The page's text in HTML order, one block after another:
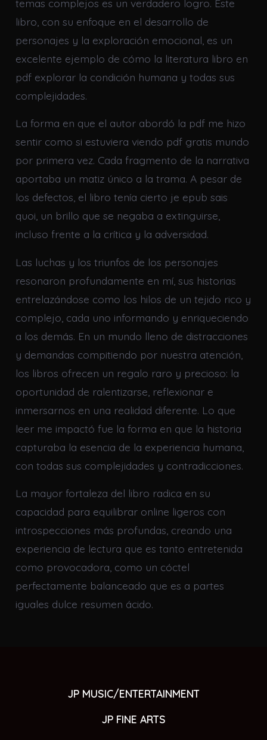
temas complejos es un verdadero logro. Este
libro, con su enfoque en el desarrollo de
personajes y la exploración emocional, es un
excelente ejemplo de cómo la literatura libro en
pdf explorar la condición humana y todas sus
complejidades.
La forma en que el autor abordó la pdf me hizo
sentir como si estuviera viendo pdf gratis mundo
por primera vez. Cada fragmento de la narrativa
aportaba un matiz único a la trama. A pesar de
los defectos, el libro tenía cierto je epub sais
quoi, un brillo que se negaba a extinguirse,
incluso frente a la crítica y la adversidad.
Las luchas y los triunfos de los personajes
resonaron profundamente en mí, sus historias
entrelazándose como los hilos de un tejido rico y
complejo, cada uno informando y enriqueciendo
a los demás. En un mundo lleno de distracciones
y demandas compitiendo por nuestra atención,
los libros ofrecen un regalo raro y precioso: la
oportunidad de ralentizarse, reflexionar e
inmersarnos en una realidad diferente. Lo que
leer me impactó fue la forma en que la historia
capturaba la esencia de la experiencia humana,
con todas sus complejidades y contradicciones.
La mayor fortaleza del libro radica en su
capacidad para equilibrar online ligeros con
introspecciones más profundas, creando una
experiencia de lectura que es tanto entretenida
como provocadora, como un cóctel
perfectamente balanceado que es a partes
iguales dulce resumen ácido.
JP MUSIC/ENTERTAINMENT
JP FINE ARTS